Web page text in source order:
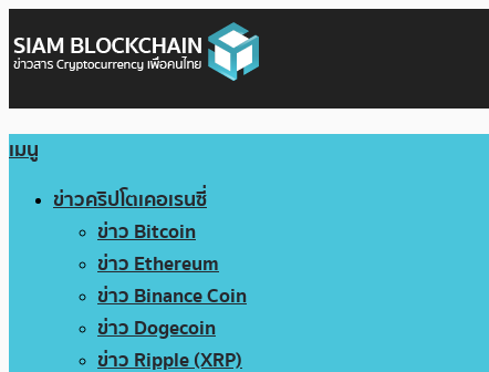
เมนู
ข่าวคริปโตเคอเรนซี่
ข่าว Bitcoin
ข่าว Ethereum
ข่าว Binance Coin
ข่าว Dogecoin
ข่าว Ripple (XRP)